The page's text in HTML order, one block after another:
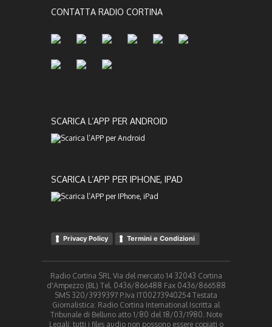
CONTATTA RADIO CORTINA
SCARICA L’APP PER ANDROID
SCARICA L’APP PER IPHONE, IPAD
Privacy Policy Termini e Condizioni
Radio Cortina SRL Via del mercato 14 32043 Cortina
d'Ampezzo (BL) Tel. 0436/866488 Fax 0436/866588
SMS 320/3939397 P.Iva IT00273940254 Testata
Giornalistica: Radio Cortina International Iscritta al
Tribunale di Belluno atto 1/80 del 18/03/1980. Note
Legali: tutti i files audio non possono essere copiati o